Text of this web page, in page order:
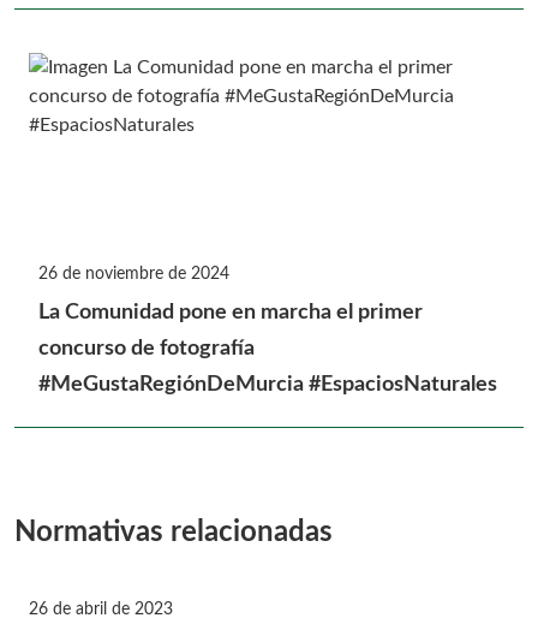
26 de noviembre de 2024
La Comunidad pone en marcha el primer
concurso de fotografía
#MeGustaRegiónDeMurcia #EspaciosNaturales
Normativas relacionadas
26 de abril de 2023